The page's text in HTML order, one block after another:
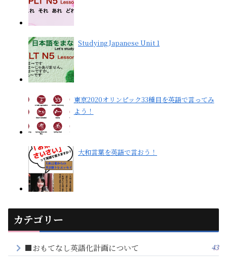
Studying Japanese Unit 1
東京2020オリンピック33種目を英語で言ってみ
よう！
大和言葉を英語で言おう！
カテゴリー
■おもてなし英語化計画について 43